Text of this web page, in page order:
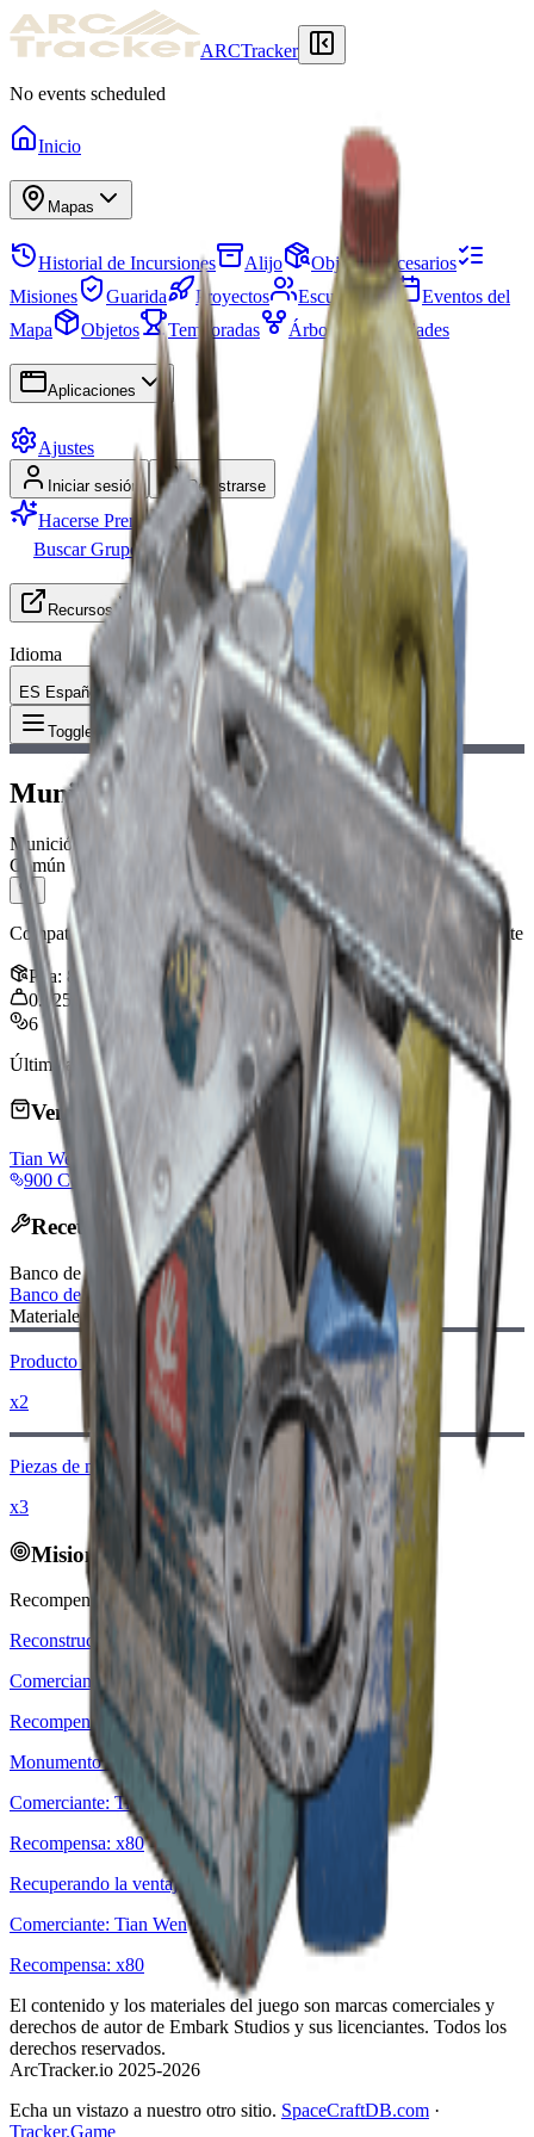
ARCTracker
No events scheduled
Inicio
Mapas
Historial de Incursiones Alijo
Objetos Necesarios
Misiones
Guarida Proyectos Escuadrones
Eventos del
Mapa
Objetos Temporadas Árbol de Habilidades
Aplicaciones
Ajustes
Iniciar sesión Registrarse
Hacerse Premium
Buscar Grupo (LFG)
Recursos
Idioma
ES Español
Toggle Menu Objeto :Munición media
Munición media
Munición
Común
Compatible con: Crótalo, Tempestad, Arpeggio, Renegado, Torrente
Pila: 80
0.025 kg
6
Última actualización
:Feb 24, 2026
Vendido por comerciantes
Tian Wen
900 Coins
Receta de Fabricación
Banco de Trabajo :
Banco de trabajo
Materiales Requeridos:
Producto Químico
x2
Piezas de metal
x3
Misiones Relacionadas
Recompensado por:
Reconstrucción
Comerciante :
Shani
Recompensa
: x80
Monumento destrozado
Comerciante: Tian Wen
Recompensa: x80
Recuperando la ventaja
Comerciante: Tian Wen
Recompensa: x80
El contenido y los materiales del juego son marcas comerciales y
derechos de autor de Embark Studios y sus licenciantes. Todos los
derechos reservados.
ArcTracker.io 2025-2026
Echa un vistazo a nuestro otro sitio. SpaceCraftDB.com ·
Tracker.Game